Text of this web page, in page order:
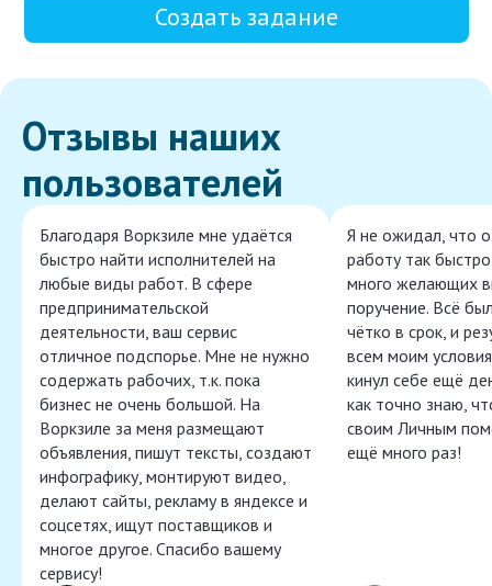
Создать задание
Отзывы наших
пользователей
Благодаря Воркзиле мне удаётся
быстро найти исполнителей на
любые виды работ. В сфере
предпринимательской
деятельности, ваш сервис
отличное подспорье. Мне не нужно
содержать рабочих, т.к. пока
бизнес не очень большой. На
Воркзиле за меня размещают
объявления, пишут тексты, создают
инфографику, монтируют видео,
делают сайты, рекламу в яндексе и
соцсетях, ищут поставщиков и
многое другое. Спасибо вашему
сервису!
Я не ожидал, что
работу так
много желающих
поручение. Всё
чётко в срок, и
всем моим
кинул себе ещё
как точно знаю,
своим Личным
ещё много раз!